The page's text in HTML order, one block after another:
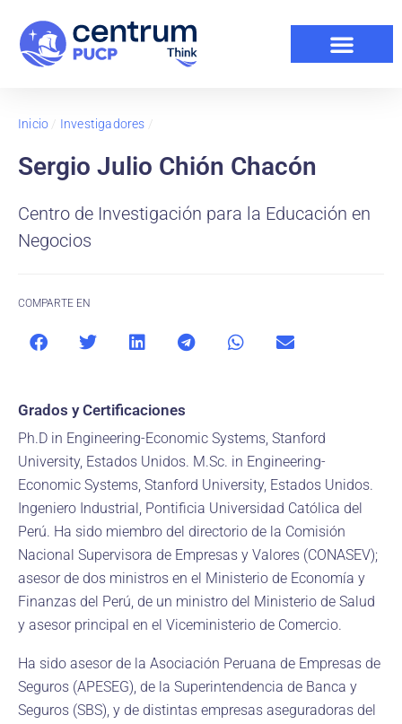
Inicio / Investigadores /
Sergio Julio Chión Chacón
Centro de Investigación para la Educación en
Negocios
COMPARTE EN
Grados y Certificaciones
Ph.D in Engineering-Economic Systems, Stanford
University, Estados Unidos. M.Sc. in Engineering-
Economic Systems, Stanford University, Estados Unidos.
Ingeniero Industrial, Pontificia Universidad Católica del
Perú. Ha sido miembro del directorio de la Comisión
Nacional Supervisora de Empresas y Valores (CONASEV);
asesor de dos ministros en el Ministerio de Economía y
Finanzas del Perú, de un ministro del Ministerio de Salud
y asesor principal en el Viceministerio de Comercio.
Ha sido asesor de la Asociación Peruana de Empresas de
Seguros (APESEG), de la Superintendencia de Banca y
Seguros (SBS), y de distintas empresas aseguradoras del